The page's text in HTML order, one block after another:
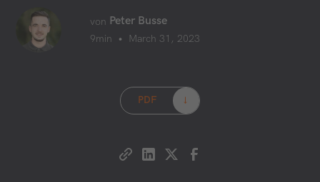
von Peter Busse
9min • March 31, 2023
PDF →